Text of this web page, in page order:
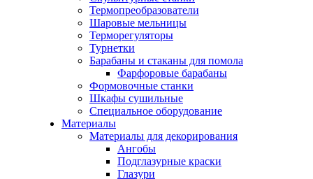
Термопреобразователи
Шаровые мельницы
Терморегуляторы
Турнетки
Барабаны и стаканы для помола
Фарфоровые барабаны
Формовочные станки
Шкафы сушильные
Специальное оборудование
Материалы
Материалы для декорирования
Ангобы
Подглазурные краски
Глазури